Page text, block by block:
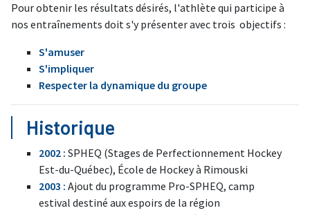
Pour obtenir les résultats désirés, l'athlète qui participe à
nos entraînements doit s'y présenter avec trois objectifs :
S'amuser
S'impliquer
Respecter la dynamique du groupe
Historique
2002 : SPHEQ (Stages de Perfectionnement Hockey
Est-du-Québec), École de Hockey à Rimouski
2003 : Ajout du programme Pro-SPHEQ, camp
estival destiné aux espoirs de la région